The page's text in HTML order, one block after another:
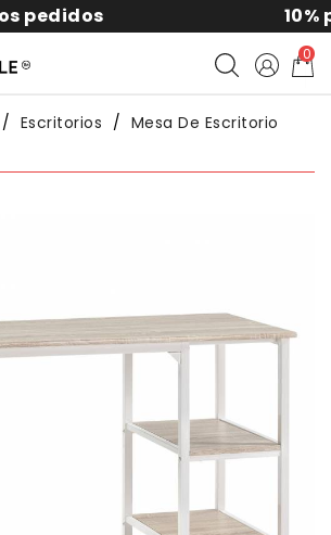
10% por suscribirte a la
0
Escritorios
Mesa De Escritorio